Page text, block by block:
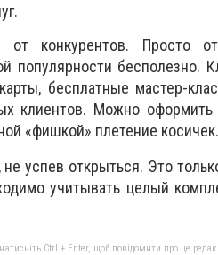
конкурентов. Просто
популярности бесполезно.
бесплатные мастер-
клиентов. Можно
«фишкой» плетение косичек.
успев открыться. Это
учитывать целый
Ctrl + Enter, щоб повідомити про це